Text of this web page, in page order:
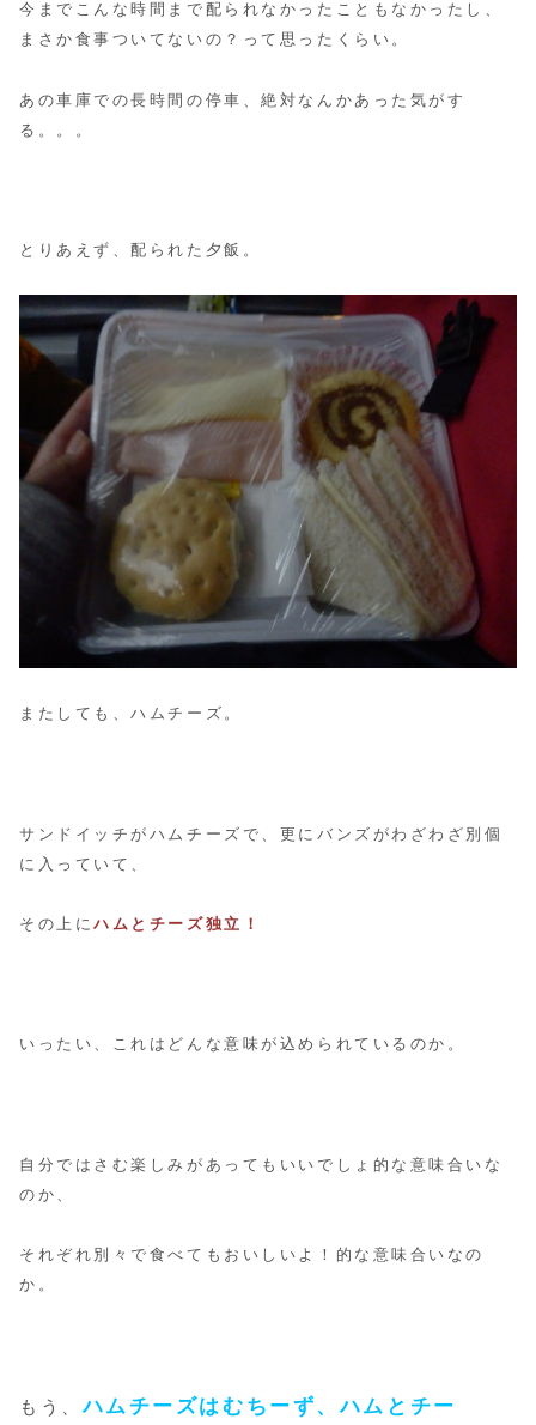
今までこんな時間まで配られなかったこともなかったし、
まさか食事ついてないの？って思ったくらい。
あの車庫での長時間の停車、絶対なんかあった気がす
る。。。
とりあえず、配られた夕飯。
またしても、ハムチーズ。
サンドイッチがハムチーズで、更にバンズがわざわざ別個
に入っていて、
その上にハムとチーズ独立！
いったい、これはどんな意味が込められているのか。
自分ではさむ楽しみがあってもいいでしょ的な意味合いな
のか、
それぞれ別々で食べてもおいしいよ！的な意味合いなの
か。
もう、ハムチーズはむちーず、ハムとチー